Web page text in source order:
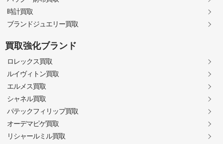
時計買取
ブランドジュエリー買取
買取強化ブランド
ロレックス買取
ルイヴィトン買取
エルメス買取
シャネル買取
パテックフィリップ買取
オーデマピゲ買取
リシャールミル買取